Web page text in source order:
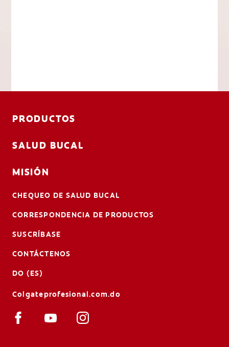
PRODUCTOS
SALUD BUCAL
MISIÓN
CHEQUEO DE SALUD BUCAL
CORRESPONDENCIA DE PRODUCTOS
SUSCRÍBASE
CONTÁCTENOS
DO (ES)
Colgateprofesional.com.do